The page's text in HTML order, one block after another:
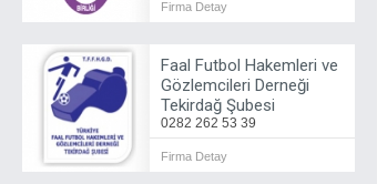
Firma Detay
Faal Futbol Hakemleri ve
Gözlemcileri Derneği
Tekirdağ Şubesi
0282 262 53 39
Firma Detay